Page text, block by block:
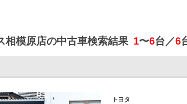
相模原店の中古車検索結果 1〜6台／6
トヨタ